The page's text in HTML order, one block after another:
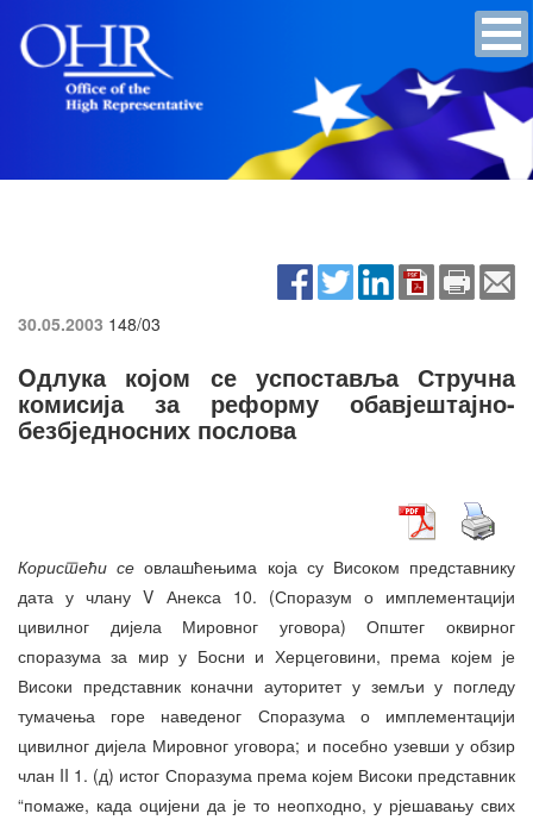
30.05.2003 148/03
Oдлука којом се успоставља Стручна
комисија за реформу обавјештајно-
безбједносних послова
Користећи сеовлашћењима која су Високом представнику
дата у члану V Анекса 10. (Споразум о имплементацији
цивилног дијела Мировног уговора) Општег оквирног
споразума за мир у Босни и Херцеговини, према којем је
Високи представник коначни ауторитет у земљи у погледу
тумачења горе наведеног Споразума о имплементацији
цивилног дијела Мировног уговора; и посебно узевши у обзир
члан II 1. (д) истог Споразума према којем Високи представник
“помаже, када оцијени да је то неопходно, у рјешавању свих